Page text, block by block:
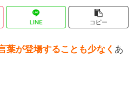
LINE コピー
葉が登場することも少なく あ